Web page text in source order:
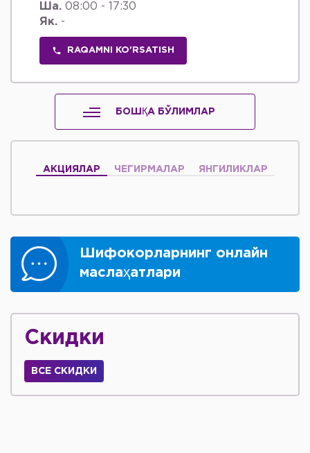
Ша. 08:00 - 17:30
Як. -
RAQAMNI KO'RSATISH
БОШҚА БЎЛИМЛАР
АКЦИЯЛАР ЧЕГИРМАЛАР ЯНГИЛИКЛАР
Шифокорларнинг онлайн
маслаҳатлари
Скидки
ВСЕ СКИДКИ